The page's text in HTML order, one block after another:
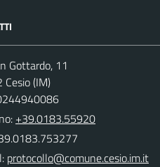
Gottardo, 11
Cesio (IM)
+39.0183.55920